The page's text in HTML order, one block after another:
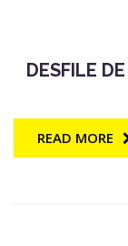
DESFILE
READ MORE